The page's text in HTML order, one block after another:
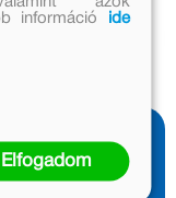
információ
ide
Elfogadom